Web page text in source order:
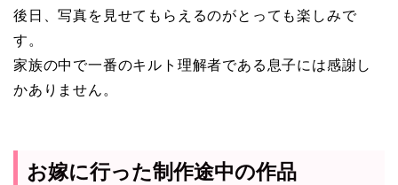
後日、写真を見せてもらえるのがとっても楽しみで
す。
家族の中で一番のキルト理解者である息子には感謝し
かありません。
お嫁に行った制作途中の作品